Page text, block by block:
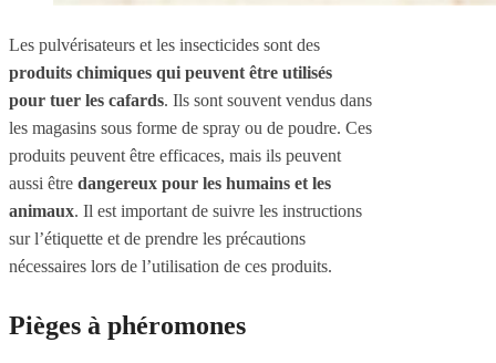
Les pulvérisateurs et les insecticides sont des
produits chimiques qui peuvent être utilisés
pour tuer les cafards. Ils sont souvent vendus dans
les magasins sous forme de spray ou de poudre. Ces
produits peuvent être efficaces, mais ils peuvent
aussi être dangereux pour les humains et les
animaux. Il est important de suivre les instructions
sur l’étiquette et de prendre les précautions
nécessaires lors de l’utilisation de ces produits.
Pièges à phéromones